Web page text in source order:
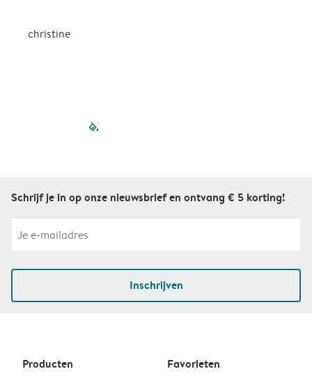
christine
filled-pagination
Schrijf je in op onze nieuwsbrief en ontvang € 5 korting!
Inschrijven
Producten Favorieten